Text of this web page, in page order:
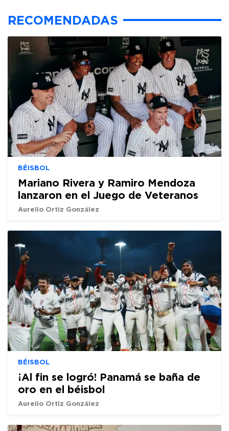
RECOMENDADAS
BÉISBOL
Mariano Rivera y Ramiro Mendoza
lanzaron en el Juego de Veteranos
Aurelio Ortiz González
BÉISBOL
¡Al fin se logró! Panamá se baña de
oro en el béisbol
Aurelio Ortiz González